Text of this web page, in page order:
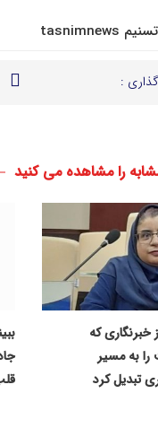
تسنیم tasnimnews
:
را مشاهده می کنید
خبرنگاری که
را به مسیر
تبدیل کرد